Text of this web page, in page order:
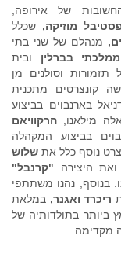
של אירופה,
מוזיקה, שכלל
מנהלם של שני בתי
בברלין ובית
תזמורות וסולנים מן
קונצרטים מתכנית
בארנבוים בביצוע
מילאנו, הרקוויאם
בביצוע המקהלה
נוסף כלל את שלוש
ואת היצירה "קרנבל"
בנוסף, נהנו משתתפי
ריכרד ואגנר, במלאת
ביותר בתולדותיה של
מקדימה.